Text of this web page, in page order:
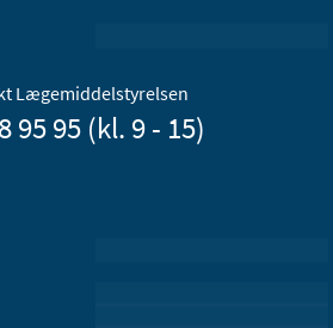
Lægemiddelstyrelsen
95 95 (kl. 9 - 15)